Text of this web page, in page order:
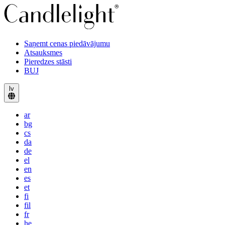
Saņemt cenas piedāvājumu
Atsauksmes
Pieredzes stāsti
BUJ
lv
ar
bg
cs
da
de
el
en
es
et
fi
fil
fr
he